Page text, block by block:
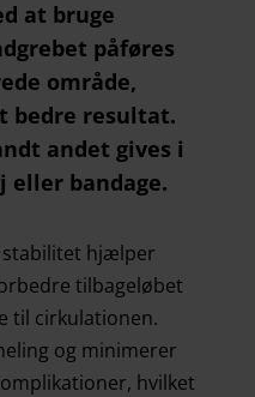
at bruge
påføres
område,
bedre resultat.
andet gives i
bandage.
stabilitet hjælper
tilbageløbet
til cirkulationen.
og minimerer
hvilket